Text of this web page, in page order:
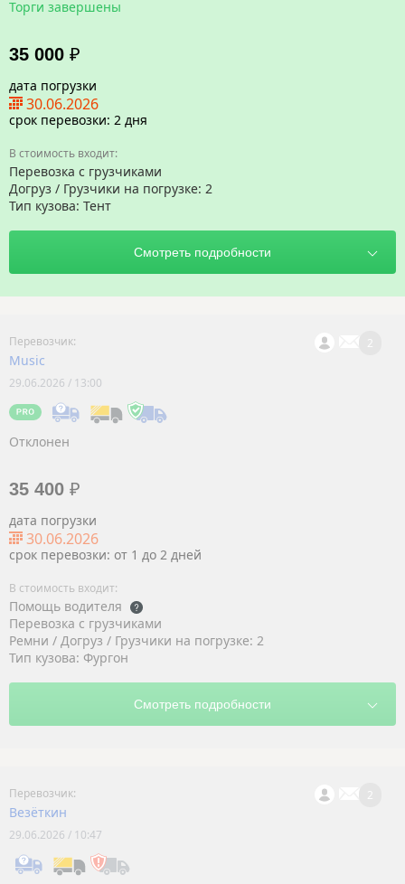
Торги завершены
35 000 ₽
дата погрузки
30.06.2026
срок перевозки: 2 дня
Перевозка с грузчиками
Догруз / Грузчики на погрузке: 2
Тип кузова: Тент
Music
29.06.2026 / 13:00
Отклонен
35 400 ₽
дата погрузки
30.06.2026
срок перевозки: от 1 до 2 дней
Помощь водителя
Перевозка с грузчиками
Ремни / Догруз / Грузчики на погрузке: 2
Тип кузова: Фургон
2
Везёткин
29.06.2026 / 10:47
2